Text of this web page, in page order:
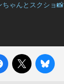
ゃんとスクショ📸